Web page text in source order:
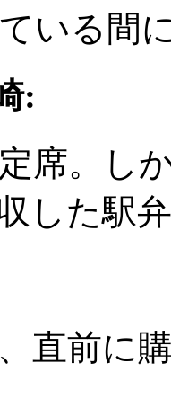
いる間
:
席。し
した駅
直前に